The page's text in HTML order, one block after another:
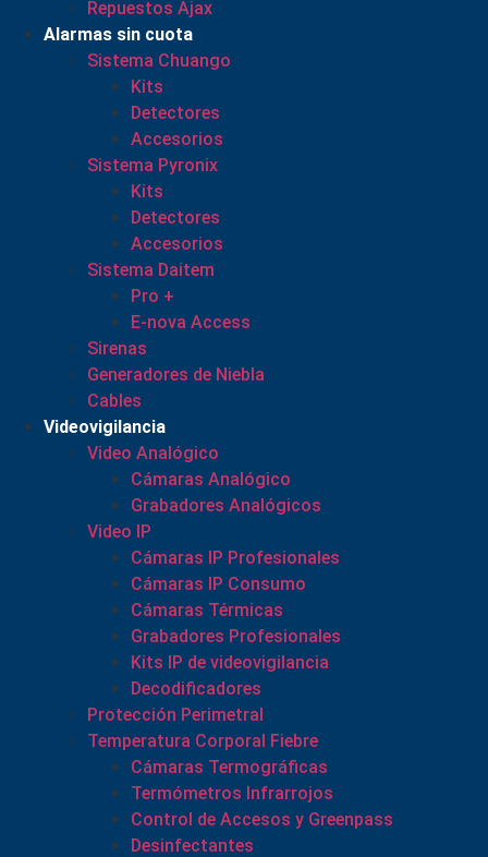
Repuestos Ajax
Alarmas sin cuota
Sistema Chuango
Kits
Detectores
Accesorios
Sistema Pyronix
Kits
Detectores
Accesorios
Sistema Daitem
Pro +
E-nova Access
Sirenas
Generadores de Niebla
Cables
Videovigilancia
Video Analógico
Cámaras Analógico
Grabadores Analógicos
Video IP
Cámaras IP Profesionales
Cámaras IP Consumo
Cámaras Térmicas
Grabadores Profesionales
Kits IP de videovigilancia
Decodificadores
Protección Perimetral
Temperatura Corporal Fiebre
Cámaras Termográficas
Termómetros Infrarrojos
Control de Accesos y Greenpass
Desinfectantes